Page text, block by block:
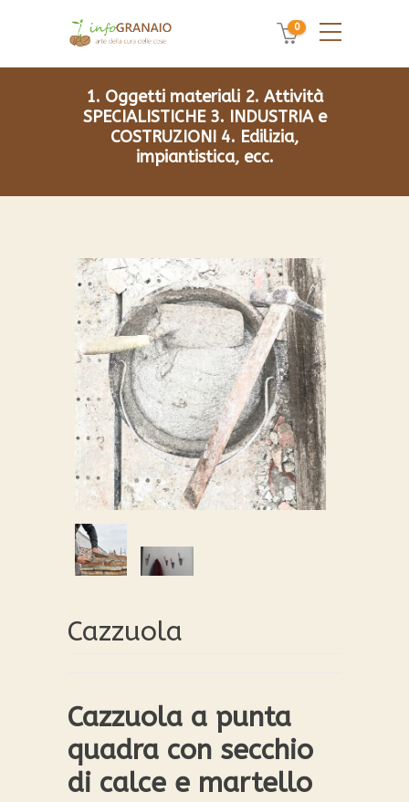
0
1. Oggetti materiali 2. Attività
SPECIALISTICHE 3. INDUSTRIA e
COSTRUZIONI 4. Edilizia,
impiantistica, ecc.
Cazzuola
Cazzuola a punta
quadra con secchio
di calce e martello